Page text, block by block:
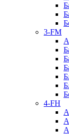
3-FM
4-FH